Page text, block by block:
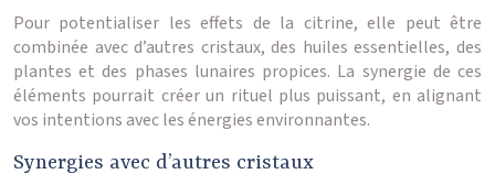
Pour potentialiser les effets de la citrine, elle peut être
combinée avec d’autres cristaux, des huiles essentielles, des
plantes et des phases lunaires propices. La synergie de ces
éléments pourrait créer un rituel plus puissant, en alignant
vos intentions avec les énergies environnantes.
Synergies avec d’autres cristaux